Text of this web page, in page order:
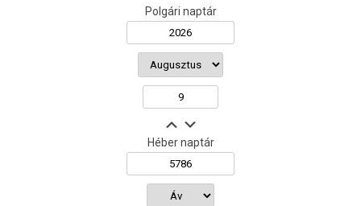
Polgári naptár
Héber naptár